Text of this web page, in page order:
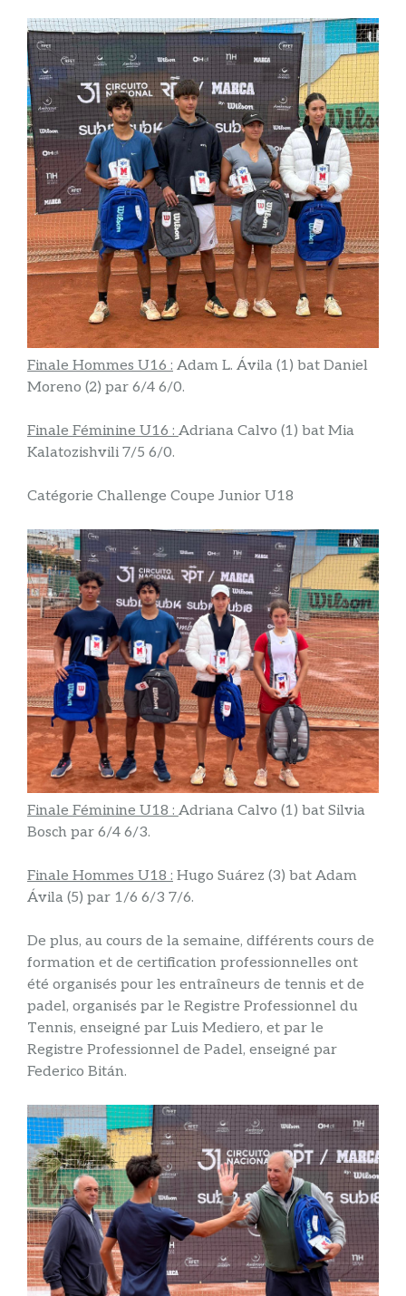
Finale Hommes U16 : Adam L. Ávila (1) bat Daniel
Moreno (2) par 6/4 6/0.
Finale Féminine U16 : Adriana Calvo (1) bat Mia
Kalatozishvili 7/5 6/0.
Catégorie Challenge Coupe Junior U18
Finale Féminine U18 : Adriana Calvo (1) bat Silvia
Bosch par 6/4 6/3.
Finale Hommes U18 : Hugo Suárez (3) bat Adam
Ávila (5) par 1/6 6/3 7/6.
De plus, au cours de la semaine, différents cours de
formation et de certification professionnelles ont
été organisés pour les entraîneurs de tennis et de
padel, organisés par le Registre Professionnel du
Tennis, enseigné par Luis Mediero, et par le
Registre Professionnel de Padel, enseigné par
Federico Bitán.